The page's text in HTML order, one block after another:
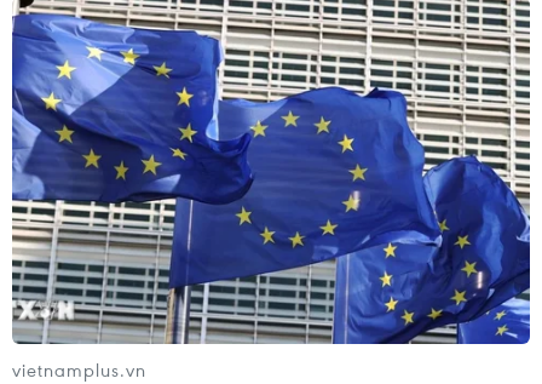
WTO: Cơ hội lớn để châu Phi tham
gia sâu hơn vào chuỗi giá trị toàn cầu
30/07/2026 15:53
Tổng thống Mỹ: Sự cố cháy tàu ở Ai
Cập có liên quan đến xung đột tại
Trung Đông
30/07/2026 07:38
vietnamplus.vn